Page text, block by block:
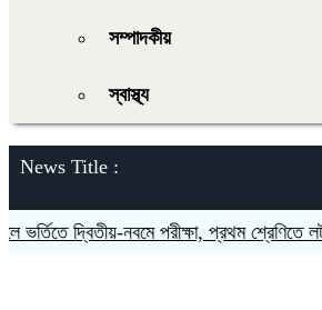
সম্পাদকীয়
স্বাস্থ্য
News Title :
দ্বিতীয়-নবমে পরীক্ষা, প্রথম শ্রেণিতে লটারি